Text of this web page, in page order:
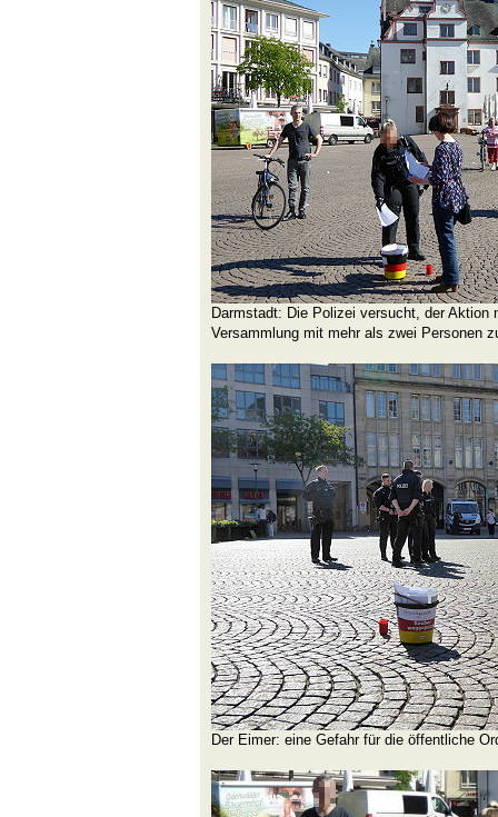
Darmstadt: Die Polizei versucht, der Aktion
Versammlung mit mehr als zwei Personen
Der Eimer: eine Gefahr für die öffentliche